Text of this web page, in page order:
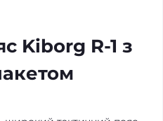
Kiborg R-1 з